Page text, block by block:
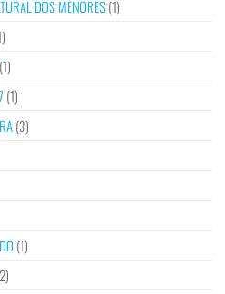
DOS MENORES(1)
(1)
(1)
(3)
(1)